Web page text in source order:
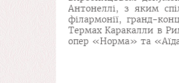
Антонеллі, з яким
філармонії, гранд-
Термах Каракалли в
опер «Норма» та